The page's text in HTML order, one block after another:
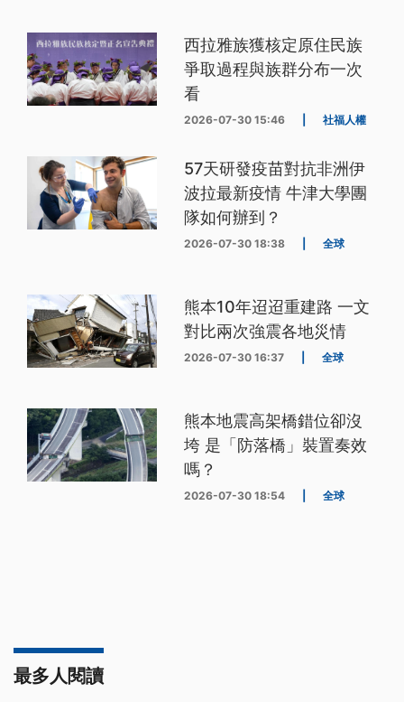
西拉雅族獲核定原住民族
爭取過程與族群分布一次
看
2026-07-30 15:46 社福人權
57天研發疫苗對抗非洲伊
波拉最新疫情 牛津大學團
隊如何辦到？
2026-07-30 18:38 全球
熊本10年迢迢重建路 一文
對比兩次強震各地災情
2026-07-30 16:37 全球
熊本地震高架橋錯位卻沒
垮 是「防落橋」裝置奏效
嗎？
2026-07-30 18:54 全球
最多人閱讀